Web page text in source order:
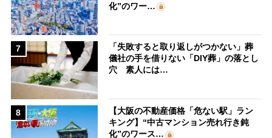
化”のワー…
7
「失敗すると取り返しがつかない」葬
儀社の手を借りない「DIY葬」の落とし
穴 素人には…
8
【大阪の不動産価格「危ない駅」ラン
キング】“中古マンション売れ行き鈍
化”のワース…